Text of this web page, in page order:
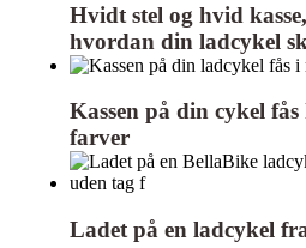
Hvidt stel og hvid
hvordan din ladcykel
Kassen på din cykel
farver
Ladet på en ladcykel